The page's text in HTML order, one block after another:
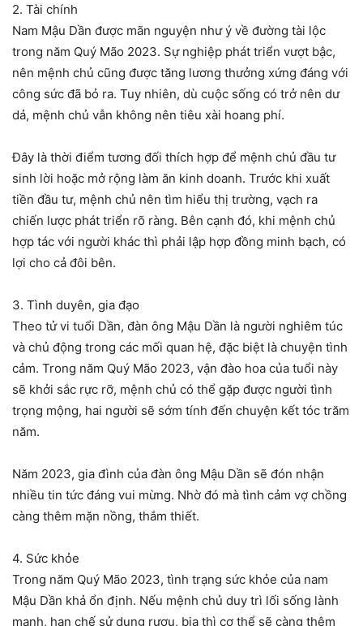
2. Tài chính
Nam Mậu Dần được mãn nguyện như ý về đường tài lộc
trong năm Quý Mão 2023. Sự nghiệp phát triển vượt bậc,
nên mệnh chủ cũng được tăng lương thưởng xứng đáng với
công sức đã bỏ ra. Tuy nhiên, dù cuộc sống có trở nên dư
dả, mệnh chủ vẫn không nên tiêu xài hoang phí.
Đây là thời điểm tương đối thích hợp để mệnh chủ đầu tư
sinh lời hoặc mở rộng làm ăn kinh doanh. Trước khi xuất
tiền đầu tư, mệnh chủ nên tìm hiểu thị trường, vạch ra
chiến lược phát triển rõ ràng. Bên cạnh đó, khi mệnh chủ
hợp tác với người khác thì phải lập hợp đồng minh bạch, có
lợi cho cả đôi bên.
3. Tình duyên, gia đạo
Theo tử vi tuổi Dần, đàn ông Mậu Dần là người nghiêm túc
và chủ động trong các mối quan hệ, đặc biệt là chuyện tình
cảm. Trong năm Quý Mão 2023, vận đào hoa của tuổi này
sẽ khởi sắc rực rỡ, mệnh chủ có thể gặp được người tình
trọng mộng, hai người sẽ sớm tính đến chuyện kết tóc trăm
năm.
Năm 2023, gia đình của đàn ông Mậu Dần sẽ đón nhận
nhiều tin tức đáng vui mừng. Nhờ đó mà tình cảm vợ chồng
càng thêm mặn nồng, thắm thiết.
4. Sức khỏe
Trong năm Quý Mão 2023, tình trạng sức khỏe của nam
Mậu Dần khả ổn định. Nếu mệnh chủ duy trì lối sống lành
mạnh, hạn chế sử dụng rượu, bia thì cơ thể sẽ càng thêm